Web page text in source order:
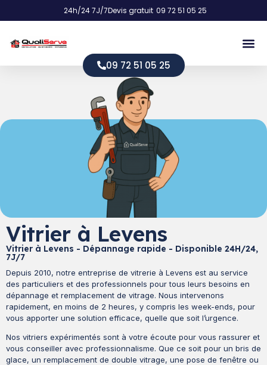
24h/24 7J/7Devis gratuit 09 72 51 05 25
09 72 51 05 25
Vitrier à Levens
Vitrier à Levens - Dépannage rapide - Disponible 24H/24,
7J/7
Depuis 2010, notre entreprise de vitrerie à Levens est au service
des particuliers et des professionnels pour tous leurs besoins en
dépannage et remplacement de vitrage. Nous intervenons
rapidement, en moins de 2 heures, y compris les week-ends, pour
vous apporter une solution efficace, quelle que soit l’urgence.
Nos vitriers expérimentés sont à votre écoute pour vous rassurer et
vous conseiller avec professionnalisme. Que ce soit pour un bris de
glace, un remplacement de double vitrage, une pose de fenêtre ou